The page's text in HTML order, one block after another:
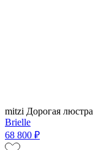
mitzi Дорогая люстра
Brielle
68 800 ₽